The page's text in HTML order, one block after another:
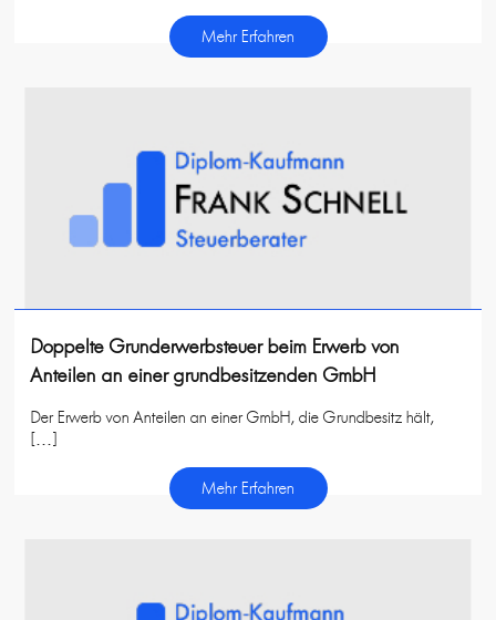
Mehr Erfahren
Doppelte Grunderwerbsteuer beim Erwerb von
Anteilen an einer grundbesitzenden GmbH
Der Erwerb von Anteilen an einer GmbH, die Grundbesitz hält,
[…]
Mehr Erfahren